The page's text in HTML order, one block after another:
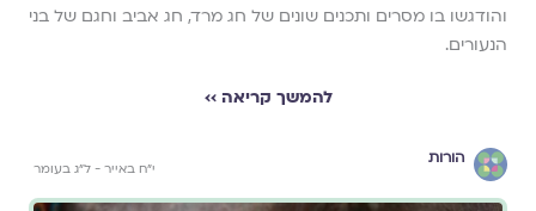
והודגשו בו מסרים ותכנים שונים של חג מרד, חג אביב וחגם של בני
הנעורים.
להמשך קריאה ››
הורות
י״ח באייר - ל״ג בעומר